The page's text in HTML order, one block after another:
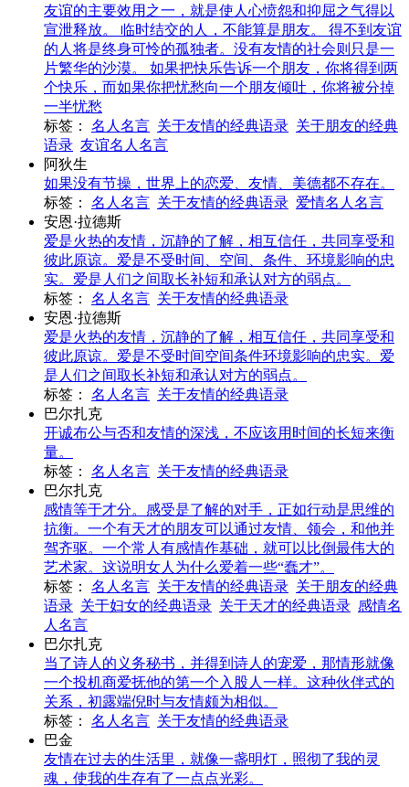
友谊的主要效用之一，就是使人心愤怨和抑屈之气得以
宣泄释放。 临时结交的人，不能算是朋友。 得不到友谊
的人将是终身可怜的孤独者。没有友情的社会则只是一
片繁华的沙漠。 如果把快乐告诉一个朋友，你将得到两
个快乐，而如果你把忧愁向一个朋友倾吐，你将被分掉
一半忧愁
标签：
名人名言 关于友情的经典语录 关于朋友的经典
语录 友谊名人名言
阿狄生
如果没有节操，世界上的恋爱、友情、美德都不存在。
标签：
名人名言 关于友情的经典语录 爱情名人名言
安恩·拉德斯
爱是火热的友情，沉静的了解，相互信任，共同享受和
彼此原谅。爱是不受时间、空间、条件、环境影响的忠
实。爱是人们之间取长补短和承认对方的弱点。
标签：
名人名言 关于友情的经典语录
安恩·拉德斯
爱是火热的友情，沉静的了解，相互信任，共同享受和
彼此原谅。爱是不受时间空间条件环境影响的忠实。爱
是人们之间取长补短和承认对方的弱点。
标签：
名人名言 关于友情的经典语录
巴尔扎克
开诚布公与否和友情的深浅，不应该用时间的长短来衡
量。
标签：
名人名言 关于友情的经典语录
巴尔扎克
感情等于才分。感受是了解的对手，正如行动是思维的
抗衡。一个有天才的朋友可以通过友情、领会，和他并
驾齐驱。一个常人有感情作基础，就可以比倒最伟大的
艺术家。这说明女人为什么爱着一些“蠢才”。
标签：
名人名言 关于友情的经典语录 关于朋友的经典
语录 关于妇女的经典语录 关于天才的经典语录 感情名
人名言
巴尔扎克
当了诗人的义务秘书，并得到诗人的宠爱，那情形就像
一个投机商爱抚他的第一个入股人一样。这种伙伴式的
关系，初露端倪时与友情颇为相似。
标签：
名人名言 关于友情的经典语录
巴金
友情在过去的生活里，就像一盏明灯，照彻了我的灵
魂，使我的生存有了一点点光彩。